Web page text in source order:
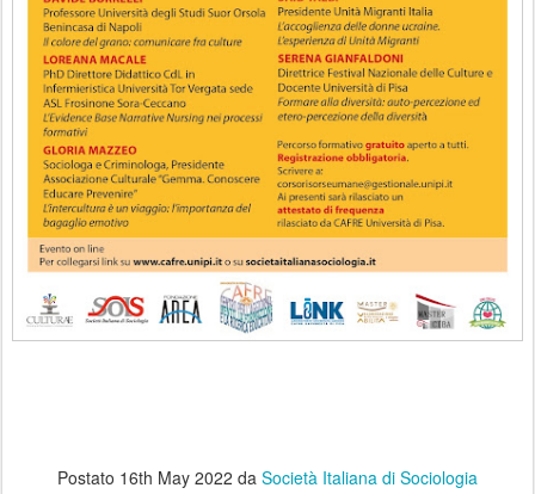
Postato 16th May 2022 da Società Italiana di Sociologia